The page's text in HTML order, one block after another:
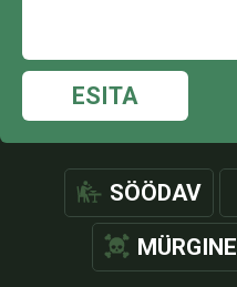
ESITA
SÖÖDAV
MÜRGINE